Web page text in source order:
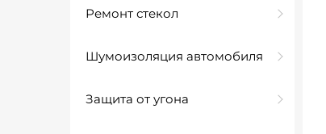
Ремонт стекол
Шумоизоляция автомобиля
Защита от угона